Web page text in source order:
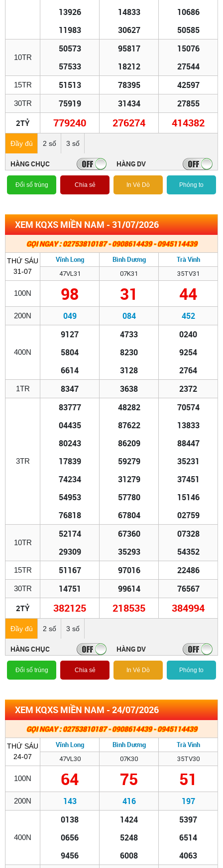
13926
11983
14833
30627
10686
50585
10TR
50573
57533
95817
18212
15076
27544
15TR 51513 78395 42597
30TR 75919 31434 27855
2TỶ 779240 276274 414382
Đầy đủ 2 số 3 số
HÀNG CHỤC HÀNG DV
Đổi số trúng Chia sẻ In Vé Dò Phóng to
XEM KQXS MIỀN NAM - 31/07/2026
GỌI NGAY : 02753810187 - 0908614439 - 0945114439
THỨ SÁU
31-07
Vĩnh Long Bình Dương Trà Vinh
47VL31 07K31 35TV31
100N 98 31 44
200N 049 084 452
400N
9127
5804
6614
4733
8230
3128
0240
9254
2764
1TR 8347 3638 2372
3TR
83777
04435
80243
17839
74234
54953
76818
48282
87622
86209
59279
31279
57780
67804
70574
13833
88447
35231
37451
15146
02759
10TR
52174
29309
67360
35293
07328
54352
15TR 51167 97016 22486
30TR 14751 99614 76567
2TỶ 382125 218535 384994
Đầy đủ 2 số 3 số
HÀNG CHỤC HÀNG DV
Đổi số trúng Chia sẻ In Vé Dò Phóng to
XEM KQXS MIỀN NAM - 24/07/2026
GỌI NGAY : 02753810187 - 0908614439 - 0945114439
THỨ SÁU
24-07
Vĩnh Long Bình Dương Trà Vinh
47VL30 07K30 35TV30
100N 64 75 51
200N 143 416 197
400N
0138
0656
9456
1424
5248
6008
5397
6514
4063